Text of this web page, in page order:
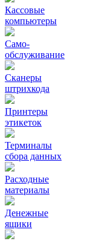
Кассовые
компьютеры
Само-
обслуживание
Сканеры
штрихкода
Принтеры
этикеток
Терминалы
сбора данных
Расходные
материалы
Денежные
ящики